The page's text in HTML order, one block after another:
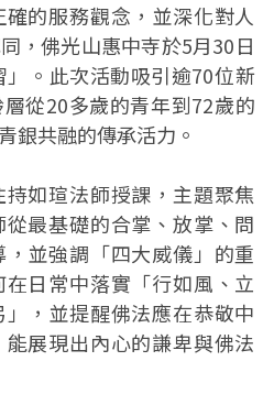
的服務觀念，並深化對人
，佛光山惠中寺於5月30日
。此次活動吸引逾70位新
從20多歲的青年到72歲的
銀共融的傳承活力。
持如瑄法師授課，主題聚焦
最基礎的合掌、放掌、問
並強調「四大威儀」的重
日常中落實「行如風、立
，並提醒佛法應在恭敬中
展現出內心的謙卑與佛法